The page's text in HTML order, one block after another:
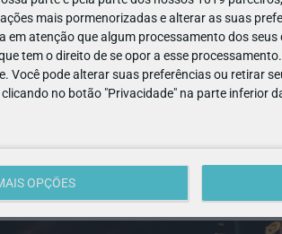
mais pormenorizadas e alterar as suas
em atenção que algum processamento dos
tem o direito de se opor a esse
Você pode alterar suas preferências ou retirar
no botão "Privacidade" na parte inferior
OPÇÕES
alunos de qualquer grau de ensino têm
documentalmente a sua
emitido pela respetiva instituição de
período, o preço será de 3,50€/aluno.